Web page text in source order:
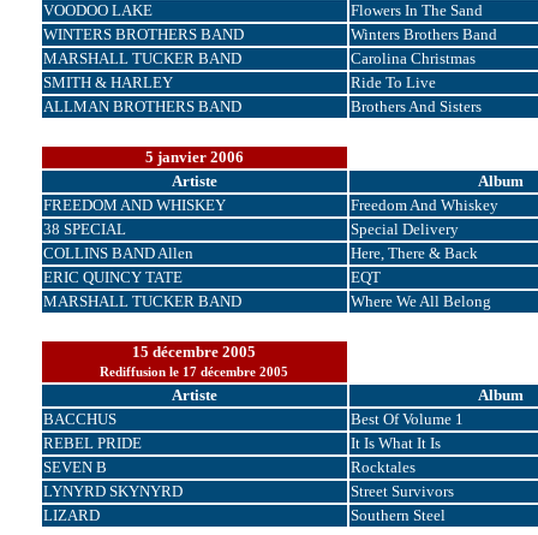
VOODOO LAKE
Flowers In The Sand
WINTERS BROTHERS BAND
Winters Brothers Band
MARSHALL TUCKER BAND
Carolina Christmas
SMITH & HARLEY
Ride To Live
ALLMAN BROTHERS BAND
Brothers And Sisters
5 janvier 2006
Artiste
Album
FREEDOM AND WHISKEY
Freedom And Whiskey
38 SPECIAL
Special Delivery
COLLINS BAND Allen
Here, There & Back
ERIC QUINCY TATE
EQT
MARSHALL TUCKER BAND
Where We All Belong
15 décembre 2005
Rediffusion le 17 décembre 2005
Artiste
Album
BACCHUS
Best Of Volume 1
REBEL PRIDE
It Is What It Is
SEVEN B
Rocktales
LYNYRD SKYNYRD
Street Survivors
LIZARD
Southern Steel